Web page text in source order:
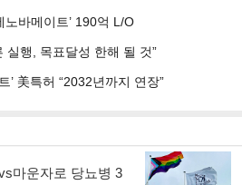
유
기
노바메이트’ 190억 L/O
실행, 목표달성 한해 될 것”
’ 美특허 “2032년까지 연장”
마운자로 당뇨병 3